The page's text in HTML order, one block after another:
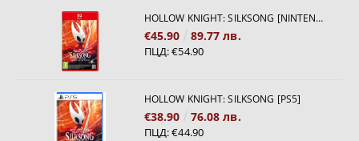
HOLLOW KNIGHT: SILKSONG [NINTENDO SWITCH 2]
€45.90 89.77 лв.
ПЦД:€54.90
HOLLOW KNIGHT: SILKSONG [PS5]
€38.90 76.08 лв.
ПЦД:€44.90